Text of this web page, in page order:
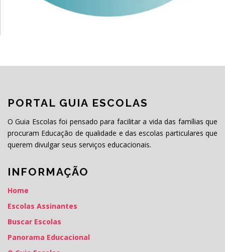
PORTAL GUIA ESCOLAS
O Guia Escolas foi pensado para facilitar a vida das famílias que
procuram Educação de qualidade e das escolas particulares que
querem divulgar seus serviços educacionais.
INFORMAÇÃO
Home
Escolas Assinantes
Buscar Escolas
Panorama Educacional